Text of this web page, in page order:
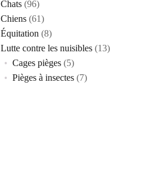
Chats (96)
Chiens (61)
Équitation (8)
Lutte contre les nuisibles (13)
Cages pièges (5)
Pièges à insectes (7)